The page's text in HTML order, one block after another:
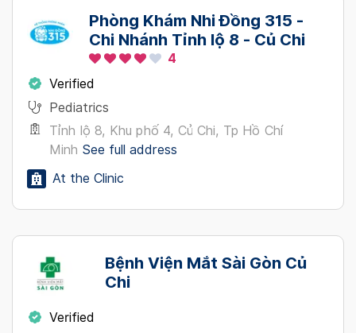
Phòng Khám Nhi Đồng 315 -
Chi Nhánh Tỉnh lộ 8 - Củ Chi
4
Verified
Pediatrics
Tỉnh lộ 8, Khu phố 4, Củ Chi, Tp Hồ Chí
Minh See full address
At the Clinic
Bệnh Viện Mắt Sài Gòn Củ
Chi
Verified